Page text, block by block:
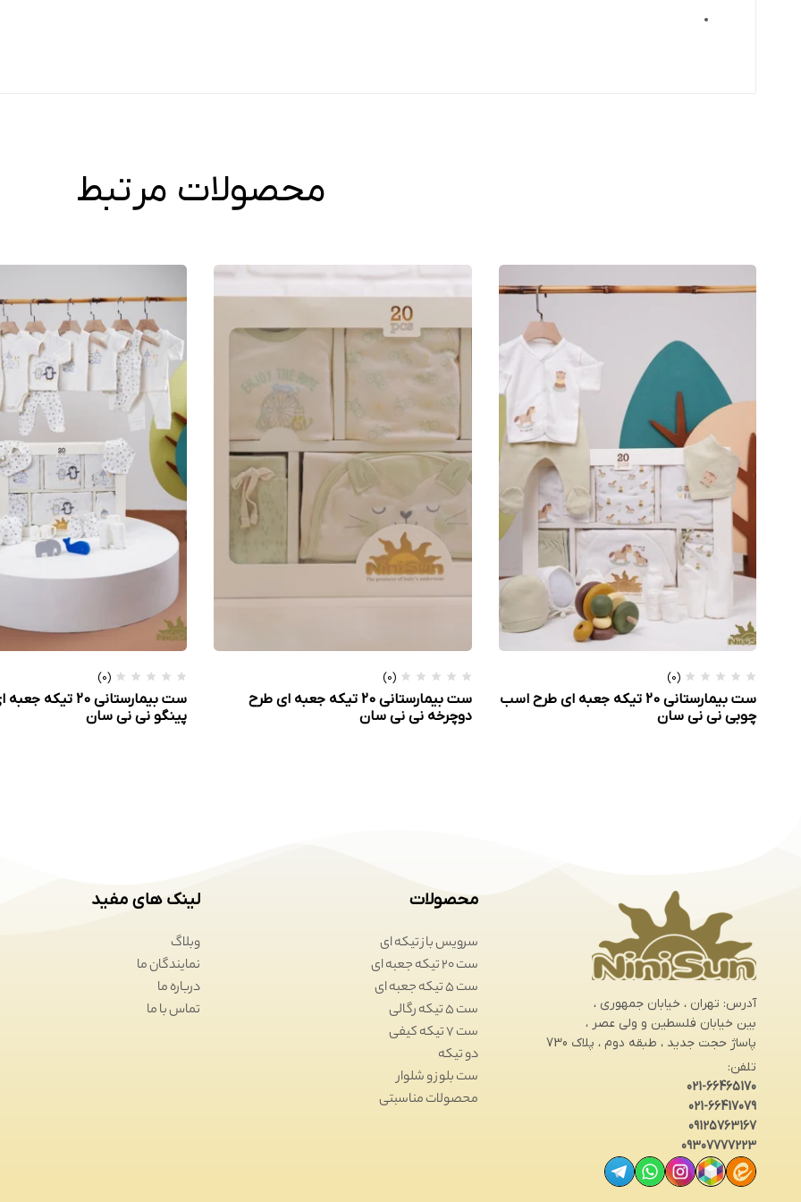
محصولات مرتبط
(0)
ست بیمارستانی 20 تیکه جعبه ای طرح اسب
چوبی نی نی سان
(0)
ست بیمارستانی 20 تیکه جعبه ای طرح
دوچرخه نی نی سان
(0)
ست بیمارستانی 20
پینگو نی نی سان
آدرس: تهران ، خیابان جمهوری ،
بین خیابان فلسطین و ولی عصر ،
پاساژ حجت جدید ، طبقه دوم ، پلاک 730
تلفن:
021-66465170
021-66417079
09125763167
09307777223
محصولات
سرویس باز تیکه ای
ست 20 تیکه جعبه ای
ست 5 تیکه جعبه ای
ست 5 تیکه رگالی
ست 7 تیکه کیفی
دو تیکه
ست بلوز و شلوار
محصولات مناسبتی
لینک های مفید
وبلاگ
نمایندگان ما
درباره ما
تماس با ما